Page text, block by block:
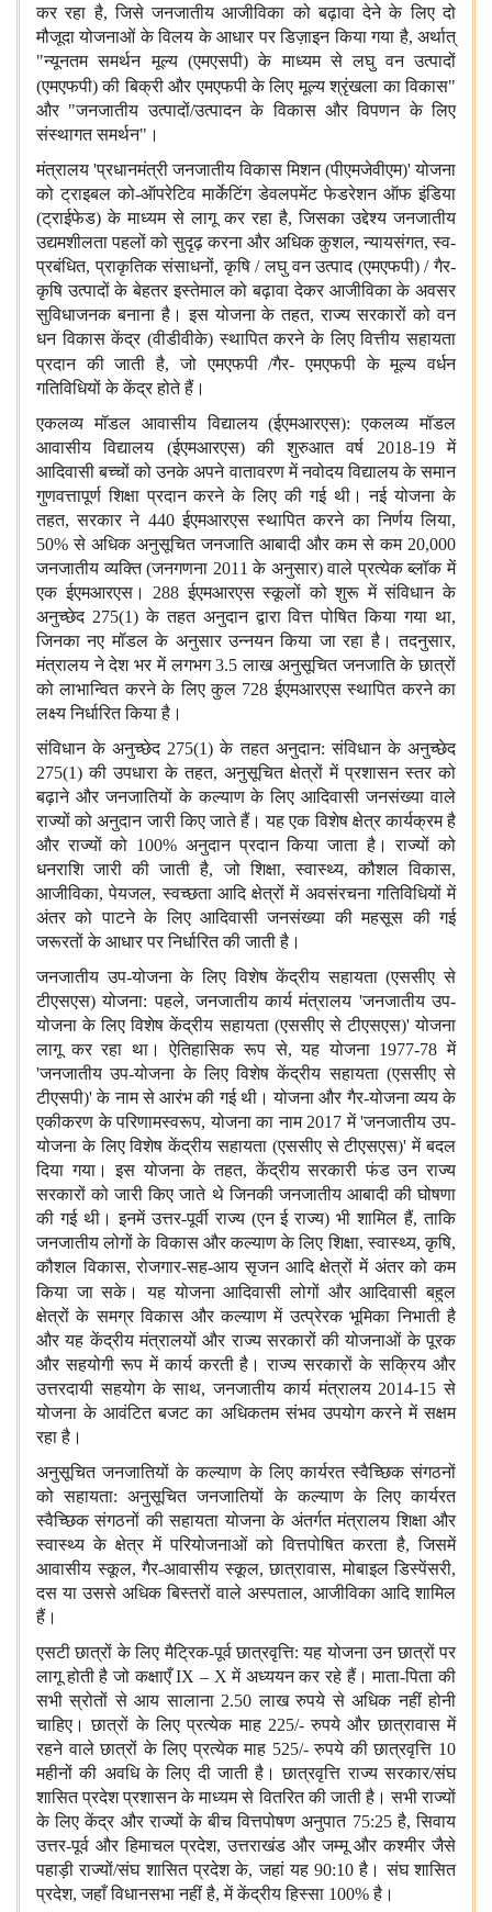
कर रहा है, जिसे जनजातीय आजीविका को बढ़ावा देने के लिए दो
मौजूदा योजनाओं के विलय के आधार पर डिज़ाइन किया गया है, अर्थात्
"न्यूनतम समर्थन मूल्य (एमएसपी) के माध्यम से लघु वन उत्पादों
(एमएफपी) की बिक्री और एमएफपी के लिए मूल्य श्रृंखला का विकास"
और "जनजातीय उत्पादों/उत्पादन के विकास और विपणन के लिए
संस्थागत समर्थन"।
मंत्रालय 'प्रधानमंत्री जनजातीय विकास मिशन (पीएमजेवीएम)' योजना
को ट्राइबल को-ऑपरेटिव मार्केटिंग डेवलपमेंट फेडरेशन ऑफ इंडिया
(ट्राईफेड) के माध्यम से लागू कर रहा है, जिसका उद्देश्य जनजातीय
उद्यमशीलता पहलों को सुदृढ़ करना और अधिक कुशल, न्यायसंगत, स्व-
प्रबंधित, प्राकृतिक संसाधनों, कृषि / लघु वन उत्पाद (एमएफपी) / गैर-
कृषि उत्पादों के बेहतर इस्तेमाल को बढ़ावा देकर आजीविका के अवसर
सुविधाजनक बनाना है। इस योजना के तहत, राज्य सरकारों को वन
धन विकास केंद्र (वीडीवीके) स्थापित करने के लिए वित्तीय सहायता
प्रदान की जाती है, जो एमएफपी /गैर- एमएफपी के मूल्य वर्धन
गतिविधियों के केंद्र होते हैं।
एकलव्य मॉडल आवासीय विद्यालय (ईएमआरएस): एकलव्य मॉडल
आवासीय विद्यालय (ईएमआरएस) की शुरुआत वर्ष 2018-19 में
आदिवासी बच्चों को उनके अपने वातावरण में नवोदय विद्यालय के समान
गुणवत्तापूर्ण शिक्षा प्रदान करने के लिए की गई थी। नई योजना के
तहत, सरकार ने 440 ईएमआरएस स्थापित करने का निर्णय लिया,
50% से अधिक अनुसूचित जनजाति आबादी और कम से कम 20,000
जनजातीय व्यक्ति (जनगणना 2011 के अनुसार) वाले प्रत्येक ब्लॉक में
एक ईएमआरएस। 288 ईएमआरएस स्कूलों को शुरू में संविधान के
अनुच्छेद 275(1) के तहत अनुदान द्वारा वित्त पोषित किया गया था,
जिनका नए मॉडल के अनुसार उन्नयन किया जा रहा है। तदनुसार,
मंत्रालय ने देश भर में लगभग 3.5 लाख अनुसूचित जनजाति के छात्रों
को लाभान्वित करने के लिए कुल 728 ईएमआरएस स्थापित करने का
लक्ष्य निर्धारित किया है।
संविधान के अनुच्छेद 275(1) के तहत अनुदान: संविधान के अनुच्छेद
275(1) की उपधारा के तहत, अनुसूचित क्षेत्रों में प्रशासन स्तर को
बढ़ाने और जनजातियों के कल्याण के लिए आदिवासी जनसंख्या वाले
राज्यों को अनुदान जारी किए जाते हैं। यह एक विशेष क्षेत्र कार्यक्रम है
और राज्यों को 100% अनुदान प्रदान किया जाता है। राज्यों को
धनराशि जारी की जाती है, जो शिक्षा, स्वास्थ्य, कौशल विकास,
आजीविका, पेयजल, स्वच्छता आदि क्षेत्रों में अवसंरचना गतिविधियों में
अंतर को पाटने के लिए आदिवासी जनसंख्या की महसूस की गई
जरूरतों के आधार पर निर्धारित की जाती है।
जनजातीय उप-योजना के लिए विशेष केंद्रीय सहायता (एससीए से
टीएसएस) योजना: पहले, जनजातीय कार्य मंत्रालय 'जनजातीय उप-
योजना के लिए विशेष केंद्रीय सहायता (एससीए से टीएसएस)' योजना
लागू कर रहा था। ऐतिहासिक रूप से, यह योजना 1977-78 में
'जनजातीय उप-योजना के लिए विशेष केंद्रीय सहायता (एससीए से
टीएसपी)' के नाम से आरंभ की गई थी। योजना और गैर-योजना व्यय के
एकीकरण के परिणामस्वरूप, योजना का नाम 2017 में 'जनजातीय उप-
योजना के लिए विशेष केंद्रीय सहायता (एससीए से टीएसएस)' में बदल
दिया गया। इस योजना के तहत, केंद्रीय सरकारी फंड उन राज्य
सरकारों को जारी किए जाते थे जिनकी जनजातीय आबादी की घोषणा
की गई थी। इनमें उत्तर-पूर्वी राज्य (एन ई राज्य) भी शामिल हैं, ताकि
जनजातीय लोगों के विकास और कल्याण के लिए शिक्षा, स्वास्थ्य, कृषि,
कौशल विकास, रोजगार-सह-आय सृजन आदि क्षेत्रों में अंतर को कम
किया जा सके।
यह योजना आदिवासी लोगों और आदिवासी बहुल
क्षेत्रों के समग्र विकास और कल्याण में उत्प्रेरक भूमिका निभाती है
और यह केंद्रीय मंत्रालयों और राज्य सरकारों की योजनाओं के पूरक
और सहयोगी रूप में कार्य करती है। राज्य सरकारों के सक्रिय और
उत्तरदायी सहयोग के साथ, जनजातीय कार्य मंत्रालय 2014-15 से
योजना के आवंटित बजट का अधिकतम संभव उपयोग करने में सक्षम
रहा है।
अनुसूचित जनजातियों के कल्याण के लिए कार्यरत स्वैच्छिक संगठनों
को सहायता: अनुसूचित जनजातियों के कल्याण के लिए कार्यरत
स्वैच्छिक संगठनों की सहायता योजना के अंतर्गत मंत्रालय शिक्षा और
स्वास्थ्य के क्षेत्र में परियोजनाओं को वित्तपोषित करता है, जिसमें
आवासीय स्कूल, गैर-आवासीय स्कूल, छात्रावास, मोबाइल डिस्पेंसरी,
दस या उससे अधिक बिस्तरों वाले अस्पताल, आजीविका आदि शामिल
हैं।
एसटी छात्रों के लिए मैट्रिक-पूर्व छात्रवृत्ति: यह योजना उन छात्रों पर
लागू होती है जो कक्षाएँ IX – X में अध्ययन कर रहे हैं। माता-पिता की
सभी स्रोतों से आय सालाना 2.50 लाख रुपये से अधिक नहीं होनी
चाहिए। छात्रों के लिए प्रत्येक माह 225/- रुपये और छात्रावास में
रहने वाले छात्रों के लिए प्रत्येक माह 525/- रुपये की छात्रवृत्ति 10
महीनों की अवधि के लिए दी जाती है। छात्रवृत्ति राज्य सरकार/संघ
शासित प्रदेश प्रशासन के माध्यम से वितरित की जाती है। सभी राज्यों
के लिए केंद्र और राज्यों के बीच वित्तपोषण अनुपात 75:25 है, सिवाय
उत्तर-पूर्व और हिमाचल प्रदेश, उत्तराखंड और जम्मू और कश्मीर जैसे
पहाड़ी राज्यों/संघ शासित प्रदेश के, जहां यह 90:10 है। संघ शासित
प्रदेश, जहाँ विधानसभा नहीं है, में केंद्रीय हिस्सा 100% है।